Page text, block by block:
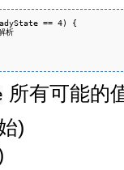
== 4) {
析
所有可能的
)